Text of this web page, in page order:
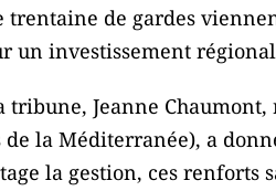
trentaine de gardes
un investissement
tribune, Jeanne
de la Méditerranée), a
la gestion, ces renforts